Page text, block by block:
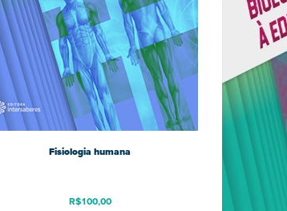
Fisiologia humana
R$100,00